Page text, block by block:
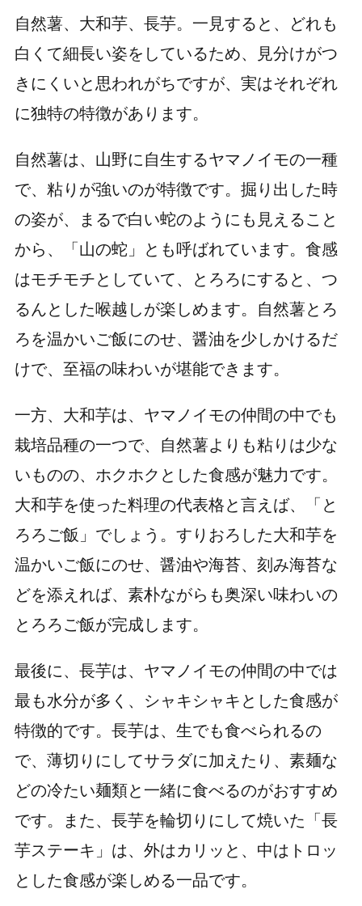
自然薯、大和芋、長芋。一見すると、どれも
白くて細長い姿をしているため、見分けがつ
きにくいと思われがちですが、実はそれぞれ
に独特の特徴があります。
自然薯は、山野に自生するヤマノイモの一種
で、粘りが強いのが特徴です。掘り出した時
の姿が、まるで白い蛇のようにも見えること
から、「山の蛇」とも呼ばれています。食感
はモチモチとしていて、とろろにすると、つ
るんとした喉越しが楽しめます。自然薯とろ
ろを温かいご飯にのせ、醤油を少しかけるだ
けで、至福の味わいが堪能できます。
一方、大和芋は、ヤマノイモの仲間の中でも
栽培品種の一つで、自然薯よりも粘りは少な
いものの、ホクホクとした食感が魅力です。
大和芋を使った料理の代表格と言えば、「と
ろろご飯」でしょう。すりおろした大和芋を
温かいご飯にのせ、醤油や海苔、刻み海苔な
どを添えれば、素朴ながらも奥深い味わいの
とろろご飯が完成します。
最後に、長芋は、ヤマノイモの仲間の中では
最も水分が多く、シャキシャキとした食感が
特徴的です。長芋は、生でも食べられるの
で、薄切りにしてサラダに加えたり、素麺な
どの冷たい麺類と一緒に食べるのがおすすめ
です。また、長芋を輪切りにして焼いた「長
芋ステーキ」は、外はカリッと、中はトロッ
とした食感が楽しめる一品です。